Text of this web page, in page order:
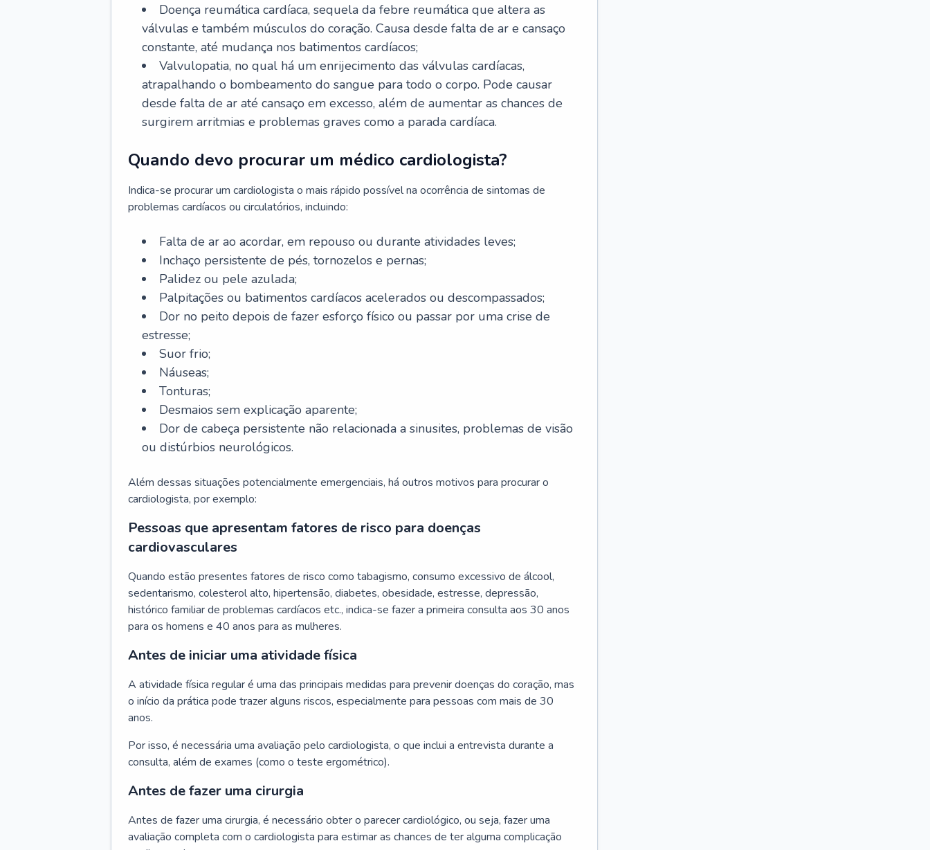
Doença reumática cardíaca, sequela da febre reumática que altera as
válvulas e também músculos do coração. Causa desde falta de ar e cansaço
constante, até mudança nos batimentos cardíacos;
Valvulopatia, no qual há um enrijecimento das válvulas cardíacas,
atrapalhando o bombeamento do sangue para todo o corpo. Pode causar
desde falta de ar até cansaço em excesso, além de aumentar as chances de
surgirem arritmias e problemas graves como a parada cardíaca.
Quando devo procurar um médico cardiologista?
Indica-se procurar um cardiologista o mais rápido possível na ocorrência de sintomas de
problemas cardíacos ou circulatórios, incluindo:
Falta de ar ao acordar, em repouso ou durante atividades leves;
Inchaço persistente de pés, tornozelos e pernas;
Palidez ou pele azulada;
Palpitações ou batimentos cardíacos acelerados ou descompassados;
Dor no peito depois de fazer esforço físico ou passar por uma crise de
estresse;
Suor frio;
Náuseas;
Tonturas;
Desmaios sem explicação aparente;
Dor de cabeça persistente não relacionada a sinusites, problemas de visão
ou distúrbios neurológicos.
Além dessas situações potencialmente emergenciais, há outros motivos para procurar o
cardiologista, por exemplo:
Pessoas que apresentam fatores de risco para doenças
cardiovasculares
Quando estão presentes fatores de risco como tabagismo, consumo excessivo de álcool,
sedentarismo, colesterol alto, hipertensão, diabetes, obesidade, estresse, depressão,
histórico familiar de problemas cardíacos etc., indica-se fazer a primeira consulta aos 30 anos
para os homens e 40 anos para as mulheres.
Antes de iniciar uma atividade física
A atividade física regular é uma das principais medidas para prevenir doenças do coração, mas
o início da prática pode trazer alguns riscos, especialmente para pessoas com mais de 30
anos.
Por isso, é necessária uma avaliação pelo cardiologista, o que inclui a entrevista durante a
consulta, além de exames (como o teste ergométrico).
Antes de fazer uma cirurgia
Antes de fazer uma cirurgia, é necessário obter o parecer cardiológico, ou seja, fazer uma
avaliação completa com o cardiologista para estimar as chances de ter alguma complicação